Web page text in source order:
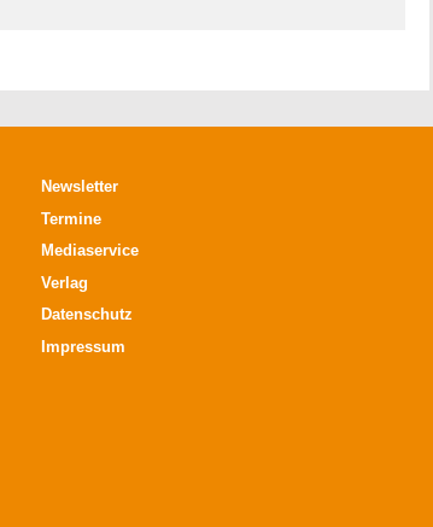
Newsletter
Termine
Mediaservice
Verlag
Datenschutz
Impressum